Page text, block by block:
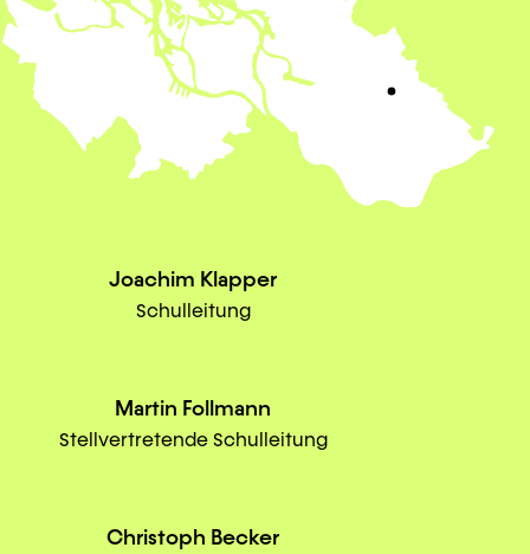
Joachim Klapper
Schulleitung
Martin Follmann
Stellvertretende Schulleitung
Christoph Becker